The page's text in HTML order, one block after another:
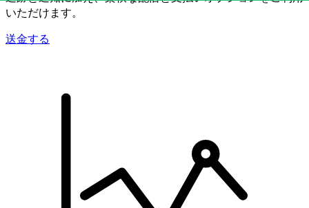
いただけます。
送金する